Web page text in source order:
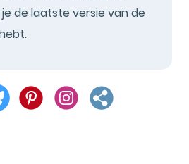
de laatste versie van de